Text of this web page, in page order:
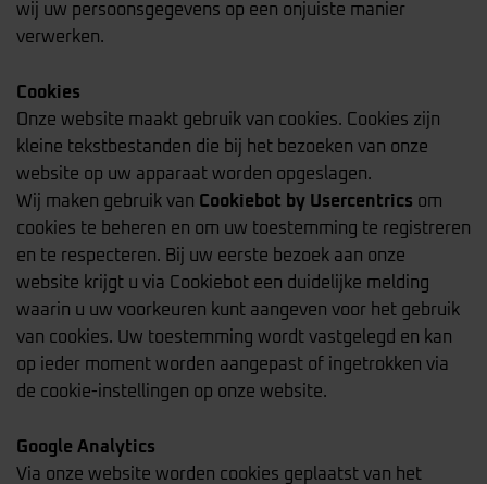
wij uw persoonsgegevens op een onjuiste manier
verwerken.
Cookies
Onze website maakt gebruik van cookies. Cookies zijn
kleine tekstbestanden die bij het bezoeken van onze
website op uw apparaat worden opgeslagen.
Wij maken gebruik van Cookiebot by Usercentrics om
cookies te beheren en om uw toestemming te registreren
en te respecteren. Bij uw eerste bezoek aan onze
website krijgt u via Cookiebot een duidelijke melding
waarin u uw voorkeuren kunt aangeven voor het gebruik
van cookies. Uw toestemming wordt vastgelegd en kan
op ieder moment worden aangepast of ingetrokken via
de cookie-instellingen op onze website.
Google Analytics
Via onze website worden cookies geplaatst van het